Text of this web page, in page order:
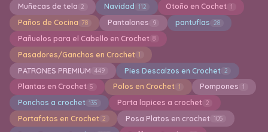
Muñecas de tela 2 Navidad 112 Otoño en Cochet 1
Paños de Cocina 78 Pantalones 9 pantuflas 28
Pañuelos para el Cabello en Crochet 8
Pasadores/Ganchos en Crochet 1
PATRONES PREMIUM 449 Pies Descalzos en Crochet 2
Plantas en Crochet 5 Polos en Crochet 1 Pompones 1
Ponchos a crochet 135 Porta lapices a crochet 2
Portafotos en Crochet 2 Posa Platos en crochet 105